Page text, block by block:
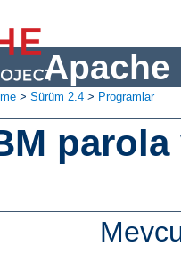
Apache
> Sürüm 2.4 > Programlar
parola